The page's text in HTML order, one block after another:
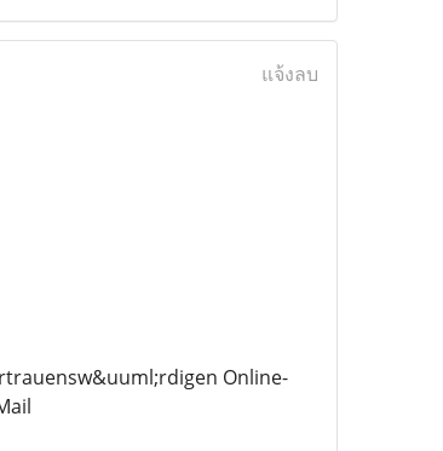
แจ้งลบ
Online-